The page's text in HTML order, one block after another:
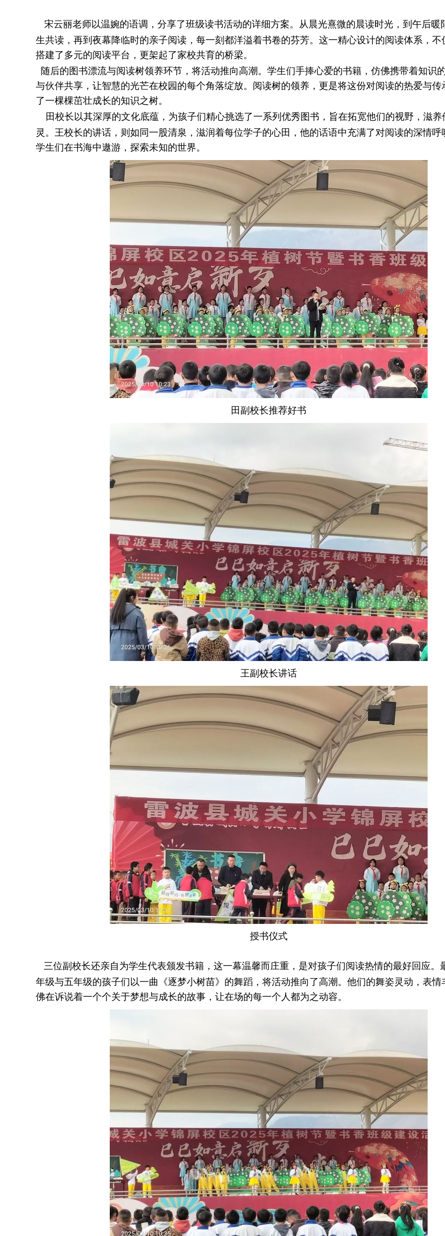
宋云丽老师以温婉的语调，分享了班级读书活动的详细方案。从晨光熹微的晨读时光，到午后暖
生共读，再到夜幕降临时的亲子阅读，每一刻都洋溢着书卷的芬芳。这一精心设计的阅读体系，不
搭建了多元的阅读平台，更架起了家校共育的桥梁。
随后的图书漂流与阅读树领养环节，将活动推向高潮。学生们手捧心爱的书籍，仿佛携带着知识
与伙伴共享，让智慧的光芒在校园的每个角落绽放。阅读树的领养，更是将这份对阅读的热爱与传
了一棵棵茁壮成长的知识之树。
田校长以其深厚的文化底蕴，为孩子们精心挑选了一系列优秀图书，旨在拓宽他们的视野，滋养
灵。王校长的讲话，则如同一股清泉，滋润着每位学子的心田，他的话语中充满了对阅读的深情呼
学生们在书海中遨游，探索未知的世界。
田副校长推荐好书
王副校长讲话
授书仪式
三位副校长还亲自为学生代表颁发书籍，这一幕温馨而庄重，是对孩子们阅读热情的最好回应。
年级与五年级的孩子们以一曲《逐梦小树苗》的舞蹈，将活动推向了高潮。他们的舞姿灵动，表情
佛在诉说着一个个关于梦想与成长的故事，让在场的每一个人都为之动容。